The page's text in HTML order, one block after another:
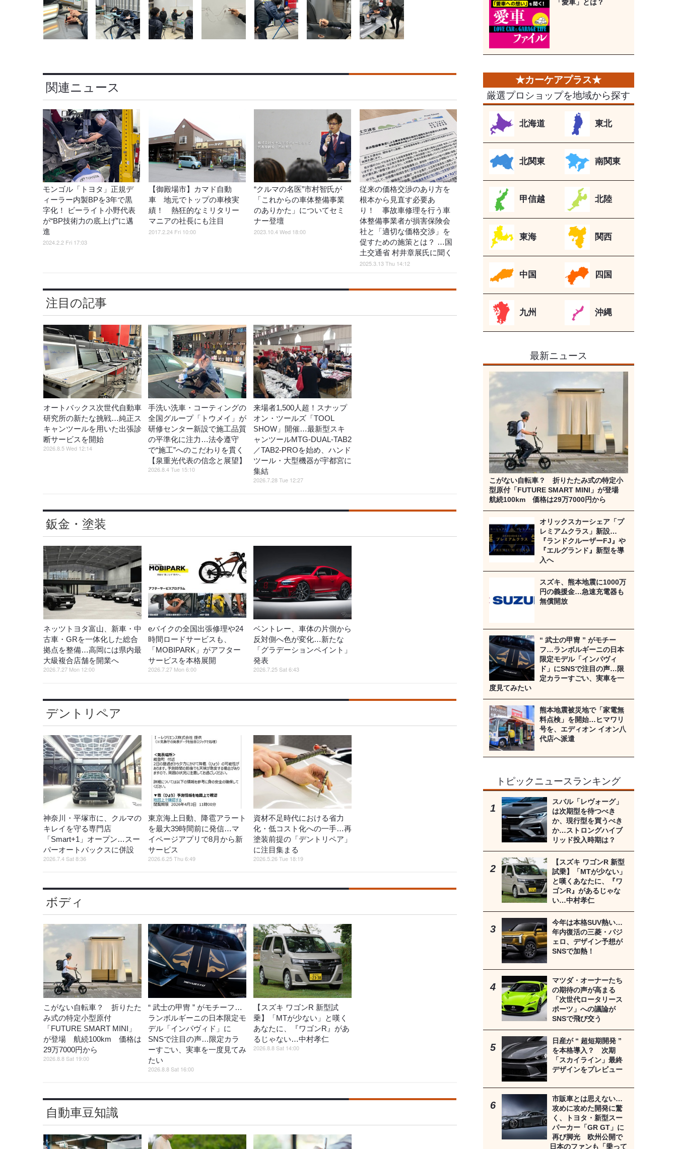
関連ニュース
モンゴル「トヨタ」正規デ
ィーラー内製BPを3年で黒
字化！ ビーライト小野代表
が“BP技術力の底上げ”に邁
進
2024.2.2 Fri 17:03
【御殿場市】カマド自動
車 地元でトップの車検実
績！ 熱狂的なミリタリー
マニアの社長にも注目
2017.2.24 Fri 10:00
“クルマの名医”市村智氏が
「これからの車体整備事業
のありかた」についてセミ
ナー登壇
2023.10.4 Wed 18:00
従来の価格交渉のあり方を
根本から見直す必要あ
り！ 事故車修理を行う車
体整備事業者が損害保険会
社と「適切な価格交渉」を
促すための施策とは？ …国
土交通省 村井章展氏に聞く
2025.3.13 Thu 14:12
注目の記事
オートバックス次世代自動車
研究所の新たな挑戦…純正ス
キャンツールを用いた出張診
断サービスを開始
2026.8.5 Wed 12:14
手洗い洗車・コーティングの
全国グループ「トウメイ」が
研修センター新設で施工品質
の平準化に注力…法令遵守
で“施工”へのこだわりを貫く
【泉重光代表の信念と展望】
2026.8.4 Tue 15:10
来場者1,500人超！スナップ
オン・ツールズ「TOOL
SHOW」開催…最新型スキ
ャンツールMTG-DUAL-TAB2
／TAB2-PROを始め、ハンド
ツール・大型機器が宇都宮に
集結
2026.7.28 Tue 12:27
鈑金・塗装
ネッツトヨタ富山、新車・中
古車・GRを一体化した総合
拠点を整備…高岡には県内最
大級複合店舗を開業へ
2026.7.27 Mon 12:00
eバイクの全国出張修理や24
時間ロードサービスも、
「MOBIPARK」がアフター
サービスを本格展開
2026.7.27 Mon 6:00
ベントレー、車体の片側から
反対側へ色が変化…新たな
「グラデーションペイント」
発表
2026.7.25 Sat 6:43
デントリペア
神奈川・平塚市に、クルマの
キレイを守る専門店
「Smart+1」オープン…スー
パーオートバックスに併設
2026.7.4 Sat 8:36
東京海上日動、降雹アラート
を最大39時間前に発信…マ
イページアプリで8月から新
サービス
2026.6.25 Thu 6:49
資材不足時代における省力
化・低コスト化への一手…再
塗装前提の「デントリペア」
に注目集まる
2026.5.26 Tue 18:19
ボディ
こがない自転車？ 折りたた
み式の特定小型原付
「FUTURE SMART MINI」
が登場 航続100km 価格は
29万7000円から
2026.8.8 Sat 19:00
“ 武士の甲冑 ” がモチーフ…
ランボルギーニの日本限定モ
デル「インパヴィド」に
SNSで注目の声…限定カラ
ーすごい、実車を一度見てみ
たい
2026.8.8 Sat 16:00
【スズキ ワゴンR 新型試
乗】「MTが少ない」と嘆く
あなたに、『ワゴンR』があ
るじゃない…中村孝仁
2026.8.8 Sat 14:00
自動車豆知識
「愛車」とは？
厳選プロショップを地域から探す
北海道 東北
北関東 南関東
甲信越 北陸
東海 関西
中国 四国
九州 沖縄
最新ニュース
こがない自転車？ 折りたたみ式の特定小
型原付「FUTURE SMART MINI」が登場
航続100km 価格は29万7000円から
オリックスカーシェア「プ
レミアムクラス」新設…
『ランドクルーザーFJ』や
『エルグランド』新型を導
入へ
スズキ、熊本地震に1000万
円の義援金…急速充電器も
無償開放
“ 武士の甲冑 ” がモチー
フ…ランボルギーニの日本
限定モデル「インパヴィ
ド」にSNSで注目の声…限
定カラーすごい、実車を一
度見てみたい
熊本地震被災地で「家電無
料点検」を開始…ヒマワリ
号を、エディオン イオン八
代店へ派遣
トピックニュースランキング
スバル「レヴォーグ」
は次期型を待つべき
か、現行型を買うべき
か…ストロングハイブ
リッド投入時期は？
【スズキ ワゴンR 新型
試乗】「MTが少ない」
と嘆くあなたに、『ワ
ゴンR』があるじゃな
い…中村孝仁
今年は本格SUV熱い…
年内復活の三菱・パジ
ェロ、デザイン予想が
SNSで加熱！
マツダ・オーナーたち
の期待の声が高まる
「次世代ロータリース
ポーツ」への議論が
SNSで飛び交う
日産が “ 超短期開発 ”
を本格導入？ 次期
「スカイライン」最終
デザインをプレビュー
市販車とは思えない…
攻めに攻めた開発に驚
く、トヨタ・新型スー
パーカー「GR GT」に
再び脚光 欧州公開で
日本のファンも「乗って